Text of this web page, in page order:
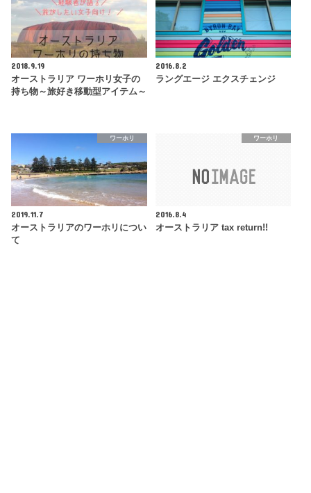
2018.9.19
オーストラリア ワーホリ女子の
持ち物～旅好き移動型アイテム～
2016.8.2
ラングエージ エクスチェンジ
ワーホリ
2019.11.7
オーストラリアのワーホリについ
て
ワーホリ
2016.8.4
オーストラリア tax return!!